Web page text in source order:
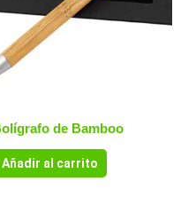
de Bamboo
Añadir al carrito